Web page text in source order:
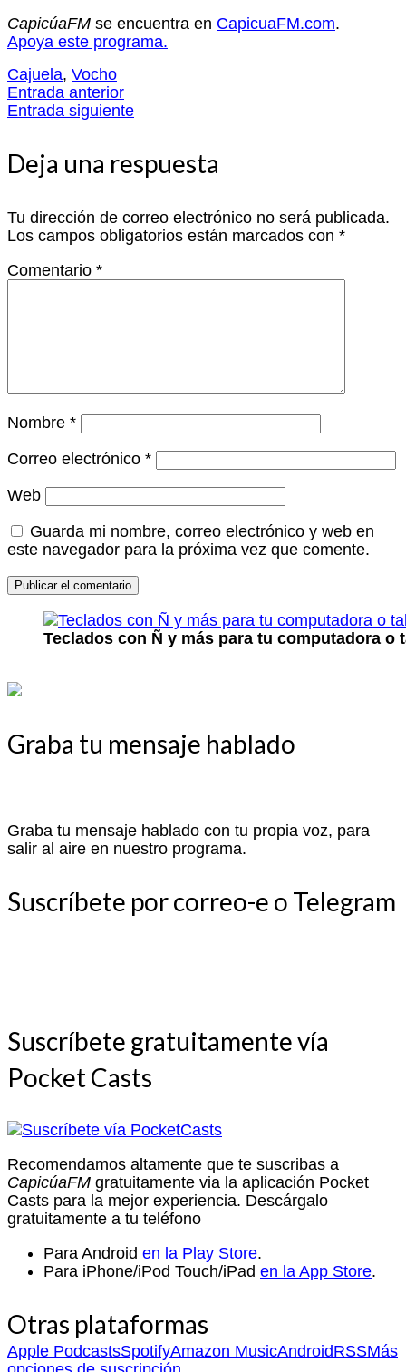
CapicúaFM se encuentra en CapicuaFM.com.
Apoya este programa.
Cajuela, Vocho
Entrada anterior
Entrada siguiente
Deja una respuesta
Tu dirección de correo electrónico no será publicada.
Los campos obligatorios están marcados con *
Comentario *
Nombre *
Correo electrónico *
Web
Guarda mi nombre, correo electrónico y web en
este navegador para la próxima vez que comente.
Teclados con Ñ y más para tu computadora o
Graba tu mensaje hablado
Graba tu mensaje hablado con tu propia voz, para
salir al aire en nuestro programa.
Suscríbete por correo-e o Telegram
Suscríbete gratuitamente vía
Pocket Casts
Recomendamos altamente que te suscribas a
CapicúaFM gratuitamente via la aplicación Pocket
Casts para la mejor experiencia. Descárgalo
gratuitamente a tu teléfono
Para Android en la Play Store.
Para iPhone/iPod Touch/iPad en la App Store.
Otras plataformas
Apple PodcastsSpotifyAmazon MusicAndroidRSSMás